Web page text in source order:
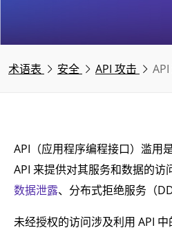
术语表 安全 API 攻击
API（应用程序编程接口）滥用
API 来提供对其服务和数据的访
数据泄露、分布式拒绝服务（
未经授权的访问涉及利用 API